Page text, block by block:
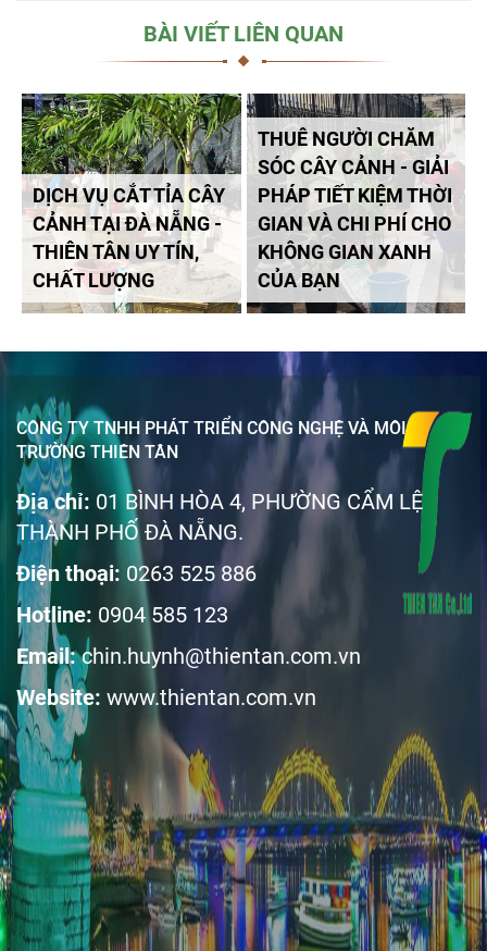
BÀI VIẾT LIÊN QUAN
DỊCH VỤ CẮT TỈA CÂY
CẢNH TẠI ĐÀ NẴNG -
THIÊN TÂN UY TÍN,
CHẤT LƯỢNG
THUÊ NGƯỜI CHĂM
SÓC CÂY CẢNH - GIẢI
PHÁP TIẾT KIỆM THỜI
GIAN VÀ CHI PHÍ CHO
KHÔNG GIAN XANH
CỦA BẠN
CÔNG TY TNHH PHÁT TRIỂN CÔNG NGHỆ VÀ MÔI
TRƯỜNG THIÊN TÂN
Địa chỉ: 01 BÌNH HÒA 4, PHƯỜNG CẨM LỆ
THÀNH PHỐ ĐÀ NẴNG.
Điện thoại: 0263 525 886
Hotline: 0904 585 123
Email: chin.huynh@thientan.com.vn
Website: www.thientan.com.vn